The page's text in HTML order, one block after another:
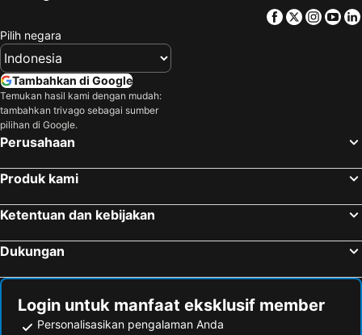
Facebook
Twitter
Pilih negara
Tambahkan di Google
Temukan hasil kami dengan mudah:
tambahkan trivago sebagai sumber
pilihan di Google.
Perusahaan
Produk kami
Ketentuan dan kebijakan
Dukungan
Login untuk manfaat eksklusif member
Personalisasikan pengalaman Anda